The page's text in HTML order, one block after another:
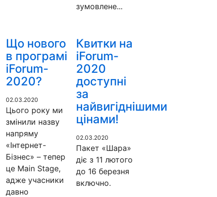
зумовлене...
Що нового
в програмі
iForum-
2020?
02.03.2020
Цього року ми
змінили назву
напряму
«Інтернет-
Бізнес» – тепер
це Main Stage,
адже учасники
давно
Квитки на
iForum-
2020
доступні
за
найвигіднішими
цінами!
02.03.2020
Пакет «Шара»
діє з 11 лютого
до 16 березня
включно.